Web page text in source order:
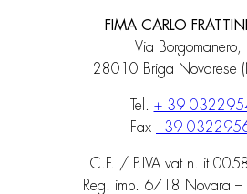
FIMA CARLO
Via
28010 Briga Novarese
Tel. + 39
Fax +39
C.F. / P.IVA vat n. it
Reg. imp. 6718 Novara –